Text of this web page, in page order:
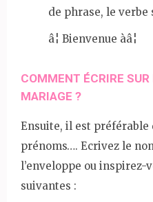
de phrase, le verbe
â¦ Bienvenue àâ¦
COMMENT ÉCRIRE
MARIAGE ?
Ensuite, il est préférable
prénoms…. Ecrivez le
l’enveloppe ou inspirez-
suivantes :